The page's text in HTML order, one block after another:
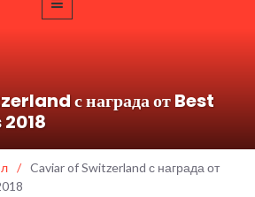
с награда от Best
/ Caviar of Switzerland с награда от